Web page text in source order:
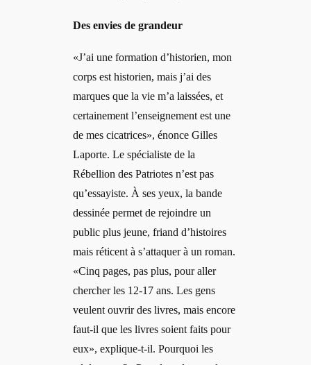
Des envies de grandeur
«J’ai une formation d’historien, mon
corps est historien, mais j’ai des
marques que la vie m’a laissées, et
certainement l’enseignement est une
de mes cicatrices», énonce Gilles
Laporte. Le spécialiste de la
Rébellion des Patriotes n’est pas
qu’essayiste. À ses yeux, la bande
dessinée permet de rejoindre un
public plus jeune, friand d’histoires
mais réticent à s’attaquer à un roman.
«Cinq pages, pas plus, pour aller
chercher les 12-17 ans. Les gens
veulent ouvrir des livres, mais encore
faut-il que les livres soient faits pour
eux», explique-t-il. Pourquoi les